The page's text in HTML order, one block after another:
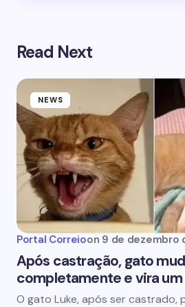
Read Next
NEWS
Portal Correioon 9 de dezembro
Após castração, gato
completamente e vira
O gato Luke, após ser castrado,